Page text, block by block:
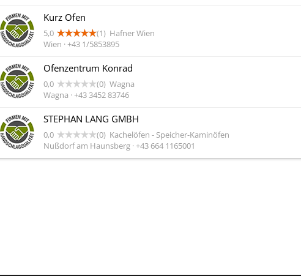
Kurz Ofen
5,0 (1) Hafner Wien
Wien · +43 1/5853895
Ofenzentrum Konrad
0,0 (0) Wagna
Wagna · +43 3452 83746
STEPHAN LANG GMBH
0,0 (0) Kachelöfen - Speicher-Kaminöfen
Nußdorf am Haunsberg · +43 664 1165001